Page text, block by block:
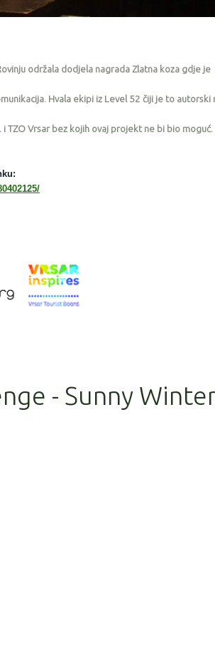
održala dodjela nagrada Zlatna koza gdje je
Hvala ekipi iz Level 52 čiji je to autorski
TZO Vrsar bez kojih ovaj projekt ne bi bio moguć.
- Sunny